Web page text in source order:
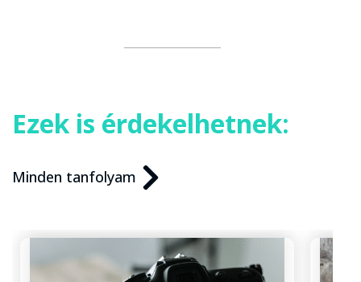
Ezek is érdekelhetnek:
Minden tanfolyam